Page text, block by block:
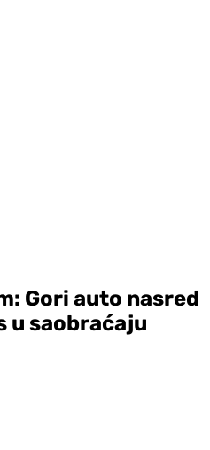
Gori auto nasred
u saobraćaju